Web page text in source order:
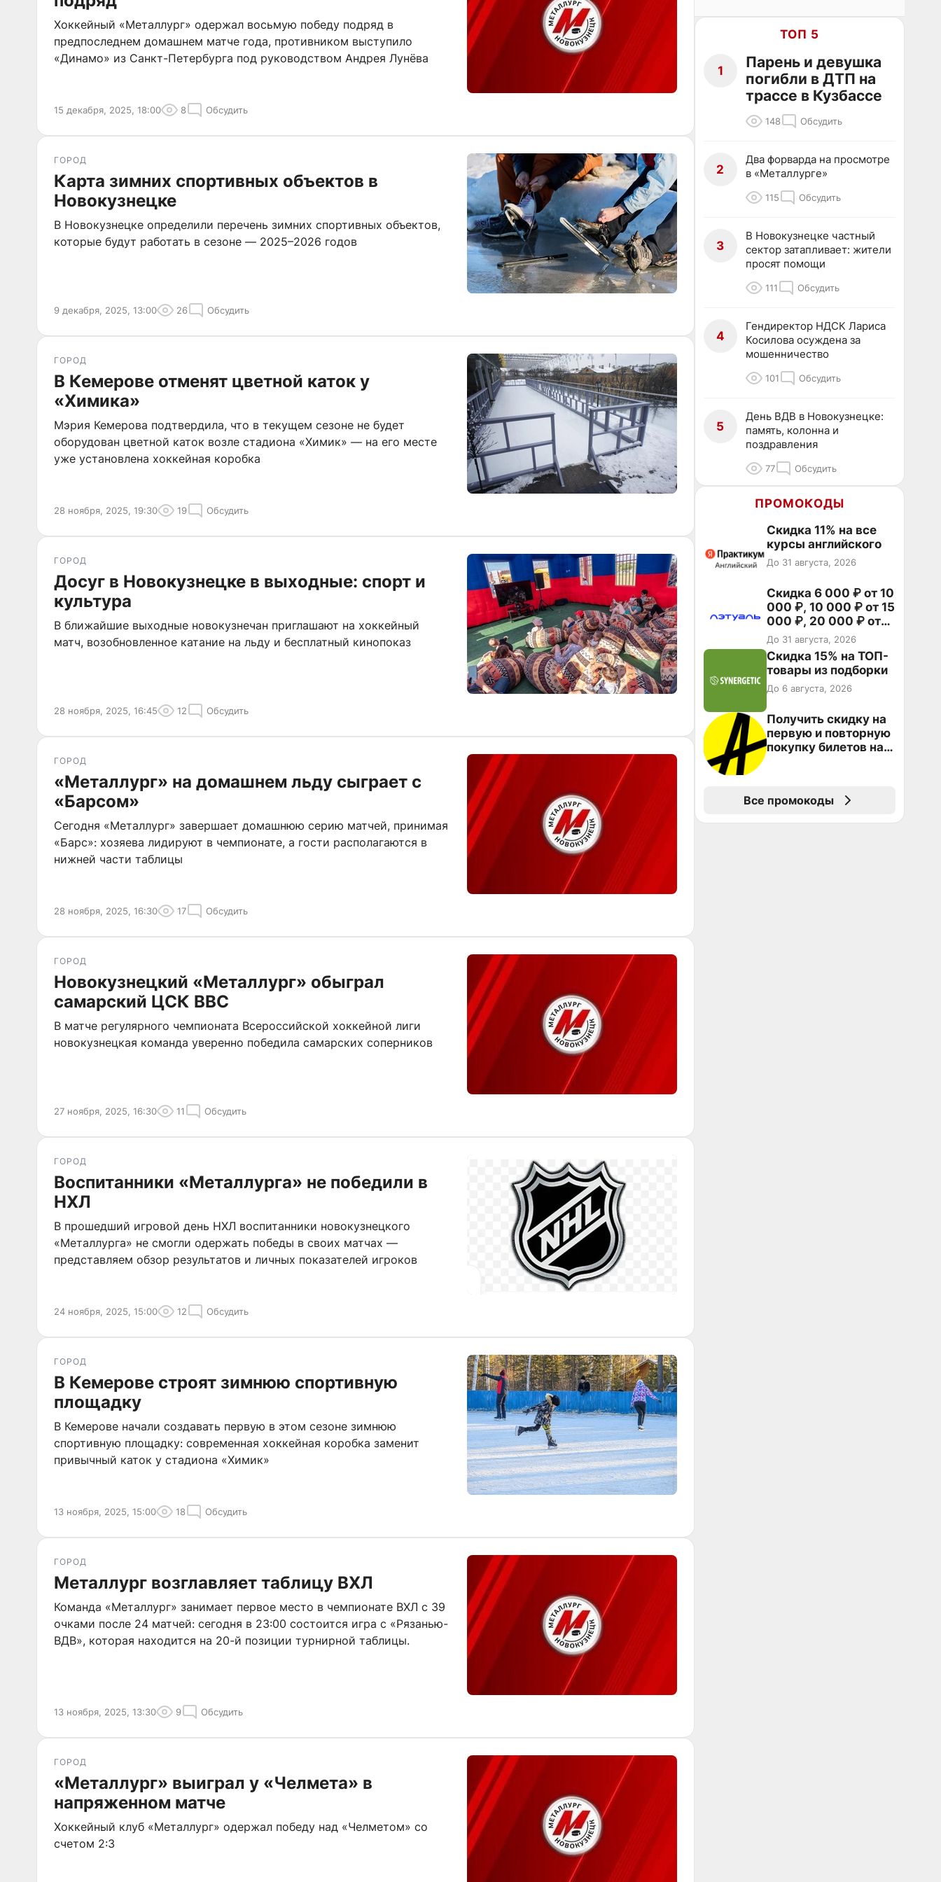
Хоккейный «Металлург» одержал восьмую победу подряд в
предпоследнем домашнем матче года, противником выступило
«Динамо» из Санкт-Петербурга под руководством Андрея Лунёва
15 декабря, 2025, 18:00 8 Обсудить
ГОРОД
Карта зимних спортивных объектов в
Новокузнецке
В Новокузнецке определили перечень зимних спортивных объектов,
которые будут работать в сезоне — 2025–2026 годов
9 декабря, 2025, 13:00 26 Обсудить
ГОРОД
В Кемерове отменят цветной каток у
«Химика»
Мэрия Кемерова подтвердила, что в текущем сезоне не будет
оборудован цветной каток возле стадиона «Химик» — на его месте
уже установлена хоккейная коробка
28 ноября, 2025, 19:30 19 Обсудить
ГОРОД
Досуг в Новокузнецке в выходные: спорт и
культура
В ближайшие выходные новокузнечан приглашают на хоккейный
матч, возобновленное катание на льду и бесплатный кинопоказ
28 ноября, 2025, 16:45 12 Обсудить
ГОРОД
«Металлург» на домашнем льду сыграет с
«Барсом»
Сегодня «Металлург» завершает домашнюю серию матчей, принимая
«Барс»: хозяева лидируют в чемпионате, а гости располагаются в
нижней части таблицы
28 ноября, 2025, 16:30 17 Обсудить
ГОРОД
Новокузнецкий «Металлург» обыграл
самарский ЦСК ВВС
В матче регулярного чемпионата Всероссийской хоккейной лиги
новокузнецкая команда уверенно победила самарских соперников
27 ноября, 2025, 16:30 11 Обсудить
ГОРОД
Воспитанники «Металлурга» не победили в
НХЛ
В прошедший игровой день НХЛ воспитанники новокузнецкого
«Металлурга» не смогли одержать победы в своих матчах —
представляем обзор результатов и личных показателей игроков
24 ноября, 2025, 15:00 12 Обсудить
ГОРОД
В Кемерове строят зимнюю спортивную
площадку
В Кемерове начали создавать первую в этом сезоне зимнюю
спортивную площадку: современная хоккейная коробка заменит
привычный каток у стадиона «Химик»
13 ноября, 2025, 15:00 18 Обсудить
ГОРОД
Металлург возглавляет таблицу ВХЛ
Команда «Металлург» занимает первое место в чемпионате ВХЛ с 39
очками после 24 матчей: сегодня в 23:00 состоится игра с «Рязанью-
ВДВ», которая находится на 20-й позиции турнирной таблицы.
13 ноября, 2025, 13:30 9 Обсудить
ГОРОД
«Металлург» выиграл у «Челмета» в
напряженном матче
Хоккейный клуб «Металлург» одержал победу над «Челметом» со
счетом 2:3
ТОП 5
1
Парень и девушка
погибли в ДТП на
трассе в Кузбассе
148 Обсудить
2
Два форварда на просмотре
в «Металлурге»
115 Обсудить
3
В Новокузнецке частный
сектор затапливает: жители
просят помощи
111 Обсудить
4
Гендиректор НДСК Лариса
Косилова осуждена за
мошенничество
101 Обсудить
5
День ВДВ в Новокузнецке:
память, колонна и
поздравления
77 Обсудить
ПРОМОКОДЫ
Скидка 11% на все
курсы английского
До 31 августа, 2026
Скидка 6 000 ₽ от 10
000 ₽, 10 000 ₽ от 15
000 ₽, 20 000 ₽ от
30 000 ₽ и 35 000 ₽
от 50 000 ₽ на
первый и все
повторные заказы по
промокоду НАБЕРИ
До 31 августа, 2026
Скидка 15% на ТОП-
товары из подборки
До 6 августа, 2026
Получить скидку на
первую и повторную
покупку билетов на
Все промокоды